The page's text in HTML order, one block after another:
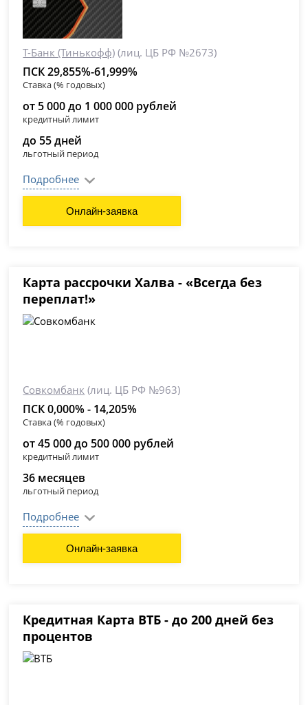
Т-Банк (Тинькофф) (лиц. ЦБ РФ №2673)
ПСК 29,855%-61,999%
Ставка (% годовых)
от 5 000 до 1 000 000 рублей
кредитный лимит
до 55 дней
льготный период
Подробнее
Онлайн-заявка
Карта рассрочки Халва - «Всегда без
переплат!»
Совкомбанк (лиц. ЦБ РФ №963)
ПСК 0,000% - 14,205%
Ставка (% годовых)
от 45 000 до 500 000 рублей
кредитный лимит
36 месяцев
льготный период
Подробнее
Онлайн-заявка
Кредитная Карта ВТБ - до 200 дней без
процентов